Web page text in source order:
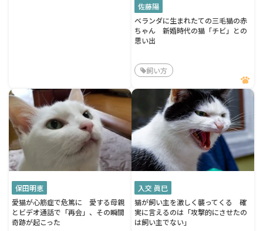
佐藤陽
ベランダに生まれたての三毛猫の赤
ちゃん 新婚時代の猫「チビ」との
思い出
飼い方
保田明恵
愛猫が心筋症で危篤に 愛する母親
とビデオ通話で「再会」、その瞬間
奇跡が起こった
入交 眞巳
猫が飼い主を激しく襲ってくる 確
実に言えるのは「攻撃的にさせたの
は飼い主でない」